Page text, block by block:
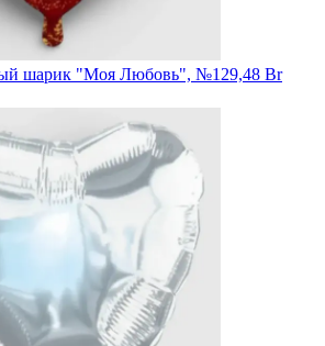
шарик "Моя Любовь", №1 29,48 Br